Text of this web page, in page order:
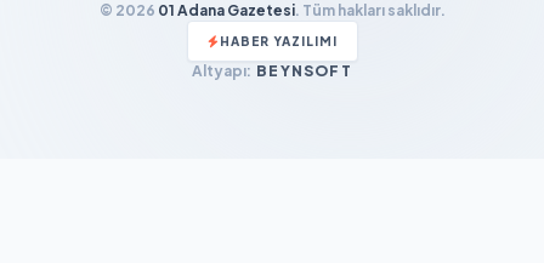
© 2026 01 Adana Gazetesi. Tüm hakları saklıdır.
HABER YAZILIMI
Altyapı: BEYNSOFT